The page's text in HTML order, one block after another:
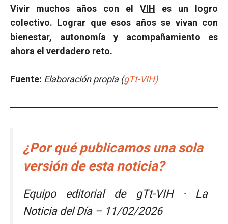
Vivir muchos años con el VIH es un logro
colectivo. Lograr que esos años se vivan con
bienestar, autonomía y acompañamiento es
ahora el verdadero reto.
Fuente: Elaboración propia (gTt-VIH)
¿Por qué publicamos una sola
versión de esta noticia?
Equipo editorial de gTt-VIH · La
Noticia del Día – 11/02/2026